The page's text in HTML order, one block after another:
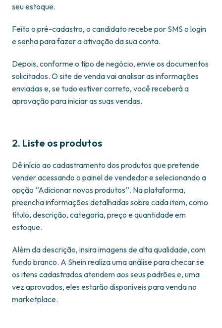
seu estoque.
Feito o pré-cadastro, o candidato recebe por SMS o login
e senha para fazer a ativação da sua conta.
Depois, conforme o tipo de negócio, envie os documentos
solicitados. O site de venda vai analisar as informações
enviadas e, se tudo estiver correto, você receberá a
aprovação para iniciar as suas vendas.
2. Liste os produtos
Dê início ao cadastramento dos produtos que pretende
vender acessando o painel de vendedor e selecionando a
opção ‘’Adicionar novos produtos’’. Na plataforma,
preencha informações detalhadas sobre cada item, como
título, descrição, categoria, preço e quantidade em
estoque.
Além da descrição, insira imagens de alta qualidade, com
fundo branco. A Shein realiza uma análise para checar se
os itens cadastrados atendem aos seus padrões e, uma
vez aprovados, eles estarão disponíveis para venda no
marketplace.